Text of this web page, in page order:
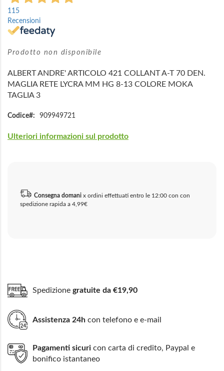
all'inizio
della
galleria
di
115
Recensioni
Prodotto non disponibile
ALBERT ANDRE' ARTICOLO 421 COLLANT A-T 70 DEN.
MAGLIA RETE LYCRA MM HG 8-13 COLORE MOKA
TAGLIA 3
Codice 909949721
Ulteriori informazioni sul prodotto
Consegna domani x ordini effettuati entro le 12:00 con con
spedizione rapida a 4,99€
Spedizione gratuite da €19,90
Assistenza 24h con telefono e e-mail
Pagamenti sicuri con carta di credito, Paypal e
bonifico istantaneo